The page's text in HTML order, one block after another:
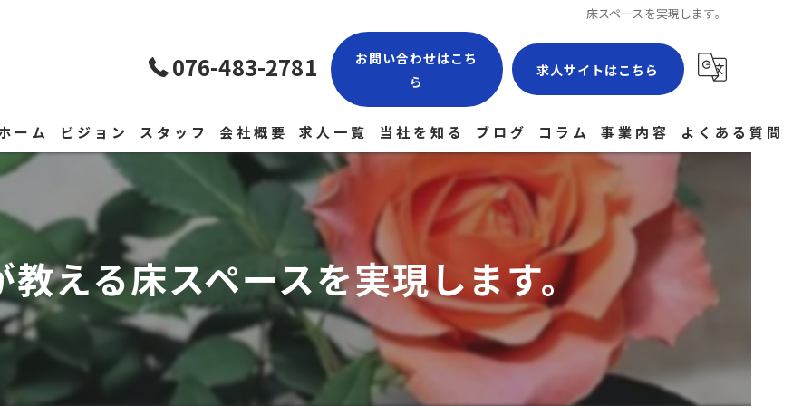
床スペースを実現します。
076-483-2781
お問い合わせはこち
ら
求人サイトはこちら
ーム ビジョン スタッフ 会社概要 求人一覧 当社を知る
現場作業員
正社員
未経験
中途
ブログ コラム 事業内容 よくある質問
教える床スペースを実現します。